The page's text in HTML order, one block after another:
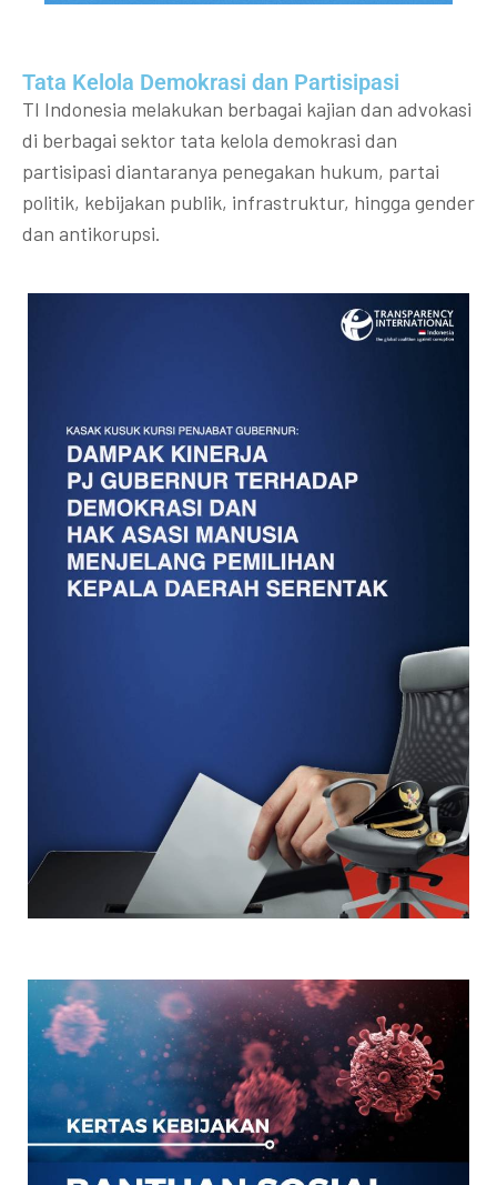
Tata Kelola Demokrasi dan Partisipasi​
TI Indonesia melakukan berbagai kajian dan advokasi
di berbagai sektor tata kelola demokrasi dan
partisipasi diantaranya penegakan hukum, partai
politik, kebijakan publik, infrastruktur, hingga gender
dan antikorupsi.